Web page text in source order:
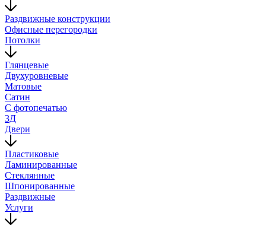
Раздвижные конструкции
Офисные перегородки
Потолки
Глянцевые
Двухуровневые
Матовые
Сатин
С фотопечатью
3Д
Двери
Пластиковые
Ламинированные
Стеклянные
Шпонированные
Раздвижные
Услуги